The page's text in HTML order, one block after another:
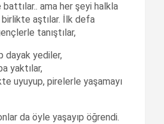
battılar.. ama her şeyi halkla
aştılar. İlk defa
tanıştılar,
dayak yediler,
yaktılar,
uyuyup, pirelerle yaşamayı
da öyle yaşayıp öğrendi.